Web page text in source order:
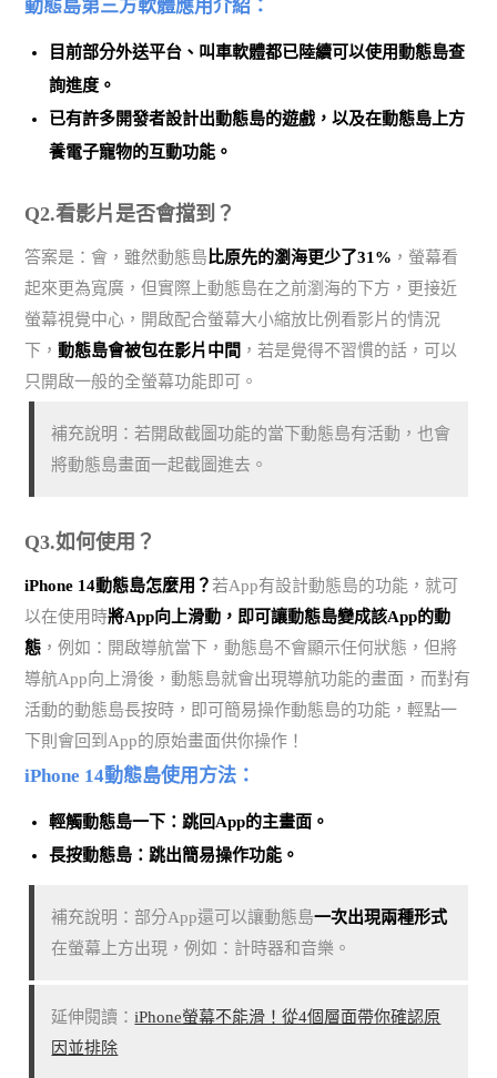
動態島第三方軟體應用介紹：
目前部分外送平台、叫車軟體都已陸續可以使用動態島查
詢進度。
已有許多開發者設計出動態島的遊戲 ，以及在動態島上方
養電子寵物的互動功能。
Q2.看影片是否會擋到？
答案是：會，雖然動態島 比原先的瀏海更少了31% ，螢幕看
起來更為寬廣，但實際上動態島在之前瀏海的下方，更接近
螢幕視覺中心，開啟配合螢幕大小縮放比例看影片的情況
下，動態島會被包在影片中間 ，若是覺得不習慣的話，可以
只開啟一般的全螢幕功能即可。
補充說明：若開啟截圖功能的當下動態島有活動，也會
將動態島畫面一起截圖進去。
Q3.如何使用？
iPhone 14動態島怎麼用？若App有設計動態島的功能，就可
以在使用時將App向上滑動，即可讓動態島變成該App的動
態 ，例如：開啟導航當下，動態島不會顯示任何狀態，但將
導航App向上滑後，動態島就會出現導航功能的畫面，而對有
活動的動態島長按時，即可簡易操作動態島的功能，輕點一
下則會回到App的原始畫面供你操作！
iPhone 14動態島使用方法：
輕觸動態島一下：跳回App的主畫面。
長按動態島：跳出簡易操作功能。
補充說明：部分App還可以讓動態島一次出現兩種形式
在螢幕上方出現，例如：計時器和音樂。
延伸閱讀：iPhone螢幕不能滑！從4個層面帶你確認原
因並排除